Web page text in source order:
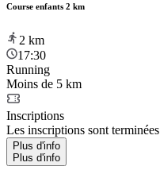
Course enfants 2 km
2 km
17:30
Running
Moins de 5 km
Inscriptions
Les inscriptions sont terminées
Plus d'info
Plus d'info